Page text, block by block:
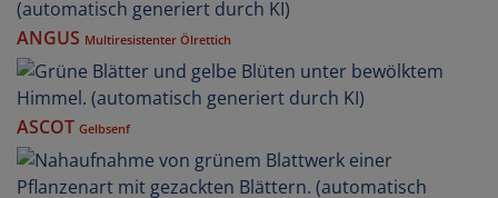
ANGUS Multiresistenter Ölrettich
ASCOT Gelbsenf